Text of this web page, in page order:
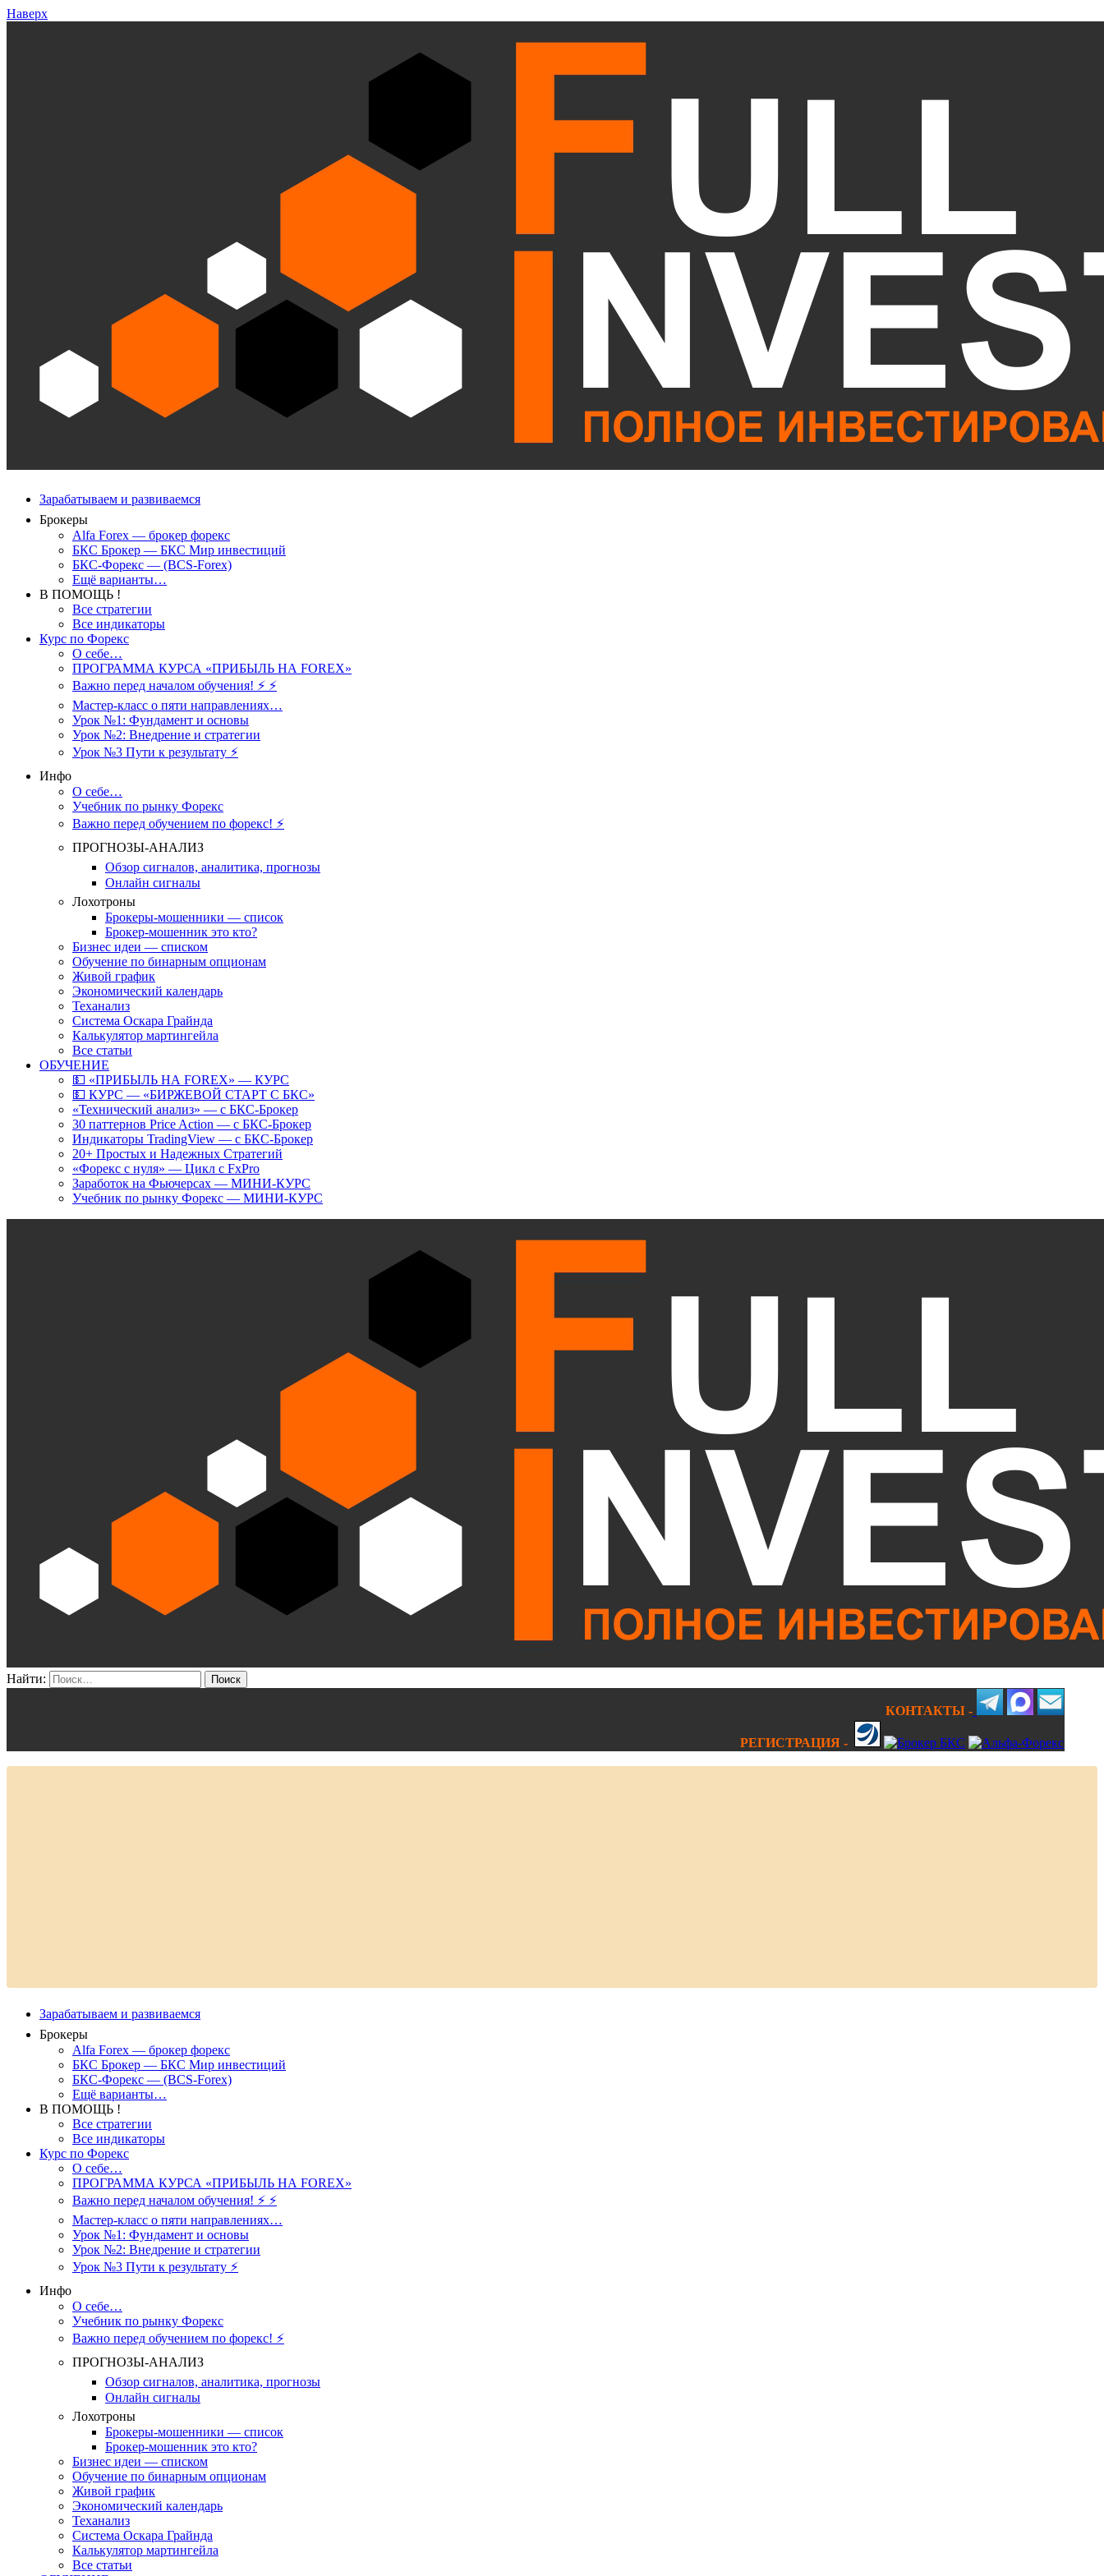
Наверх
Зарабатываем и развиваемся
Брокеры
Alfa Forex — брокер форекс
БКС Брокер — БКС Мир инвестиций
БКС-Форекс — (BCS-Forex)
Ещё варианты…
В ПОМОЩЬ !
Все стратегии
Все индикаторы
Курс по Форекс
О себе…
ПРОГРАММА КУРСА «ПРИБЫЛЬ НА FOREX»
Важно перед началом обучения! ⚡ ⚡
Мастер-класс о пяти направлениях…
Урок №1: Фундамент и основы
Урок №2: Внедрение и стратегии
Урок №3 Пути к результату ⚡️
Инфо
О себе…
Учебник по рынку Форекс
Важно перед обучением по форекс! ⚡
ПРОГНОЗЫ-АНАЛИЗ
Обзор сигналов, аналитика, прогнозы
Онлайн сигналы
Лохотроны
Брокеры-мошенники — список
Брокер-мошенник это кто?
Бизнес идеи — списком
Обучение по бинарным опционам
Живой график
Экономический календарь
Теханализ
Система Оскара Грайнда
Калькулятор мартингейла
Все статьи
ОБУЧЕНИЕ
💵 «ПРИБЫЛЬ НА FOREX» — КУРС
💵 КУРС — «БИРЖЕВОЙ СТАРТ С БКС»
«Технический анализ» — с БКС-Брокер
30 паттернов Price Action — с БКС-Брокер
Индикаторы TradingView — с БКС-Брокер
20+ Простых и Надежных Стратегий
«Форекс с нуля» — Цикл с FxPro
Заработок на Фьючерсах — МИНИ-КУРС
Учебник по рынку Форекс — МИНИ-КУРС
Найти:
КОНТАКТЫ -
РЕГИСТРАЦИЯ -
Зарабатываем и развиваемся
Брокеры
Alfa Forex — брокер форекс
БКС Брокер — БКС Мир инвестиций
БКС-Форекс — (BCS-Forex)
Ещё варианты…
В ПОМОЩЬ !
Все стратегии
Все индикаторы
Курс по Форекс
О себе…
ПРОГРАММА КУРСА «ПРИБЫЛЬ НА FOREX»
Важно перед началом обучения! ⚡ ⚡
Мастер-класс о пяти направлениях…
Урок №1: Фундамент и основы
Урок №2: Внедрение и стратегии
Урок №3 Пути к результату ⚡️
Инфо
О себе…
Учебник по рынку Форекс
Важно перед обучением по форекс! ⚡
ПРОГНОЗЫ-АНАЛИЗ
Обзор сигналов, аналитика, прогнозы
Онлайн сигналы
Лохотроны
Брокеры-мошенники — список
Брокер-мошенник это кто?
Бизнес идеи — списком
Обучение по бинарным опционам
Живой график
Экономический календарь
Теханализ
Система Оскара Грайнда
Калькулятор мартингейла
Все статьи